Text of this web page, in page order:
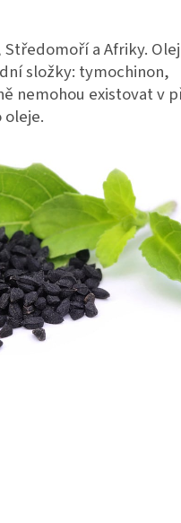
a Afriky.
složky: tymochinon,
nemohou existovat v